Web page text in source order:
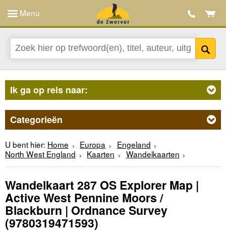
Menu
Ik ga op reis naar:
Categorieën
U bent hier: Home Europa
Engeland
North West England
Kaarten Wandelkaarten
Wandelkaart 287 OS Explorer Map |
Active West Pennine Moors /
Blackburn | Ordnance Survey
(9780319471593)